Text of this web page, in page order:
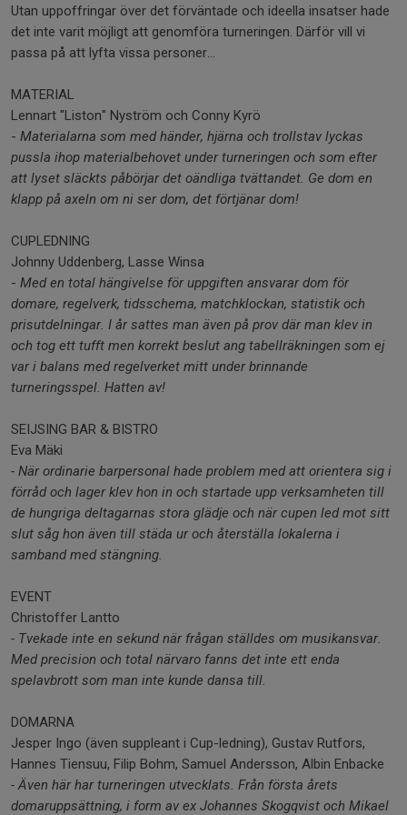
Utan uppoffringar över det förväntade och ideella insatser hade
det inte varit möjligt att genomföra turneringen. Därför vill vi
passa på att lyfta vissa personer...
MATERIAL
Lennart "Liston" Nyström och Conny Kyrö
- Materialarna som med händer, hjärna och trollstav lyckas
pussla ihop materialbehovet under turneringen och som efter
att lyset släckts påbörjar det oändliga tvättandet. Ge dom en
klapp på axeln om ni ser dom, det förtjänar dom!
CUPLEDNING
Johnny Uddenberg, Lasse Winsa
- Med en total hängivelse för uppgiften ansvarar dom för
domare, regelverk, tidsschema, matchklockan, statistik och
prisutdelningar. I år sattes man även på prov där man klev in
och tog ett tufft men korrekt beslut ang tabellräkningen som ej
var i balans med regelverket mitt under brinnande
turneringsspel. Hatten av!
SEIJSING BAR & BISTRO
Eva Mäki
- När ordinarie barpersonal hade problem med att orientera sig i
förråd och lager klev hon in och startade upp verksamheten till
de hungriga deltagarnas stora glädje och när cupen led mot sitt
slut såg hon även till städa ur och återställa lokalerna i
samband med stängning.
EVENT
Christoffer Lantto
- Tvekade inte en sekund när frågan ställdes om musikansvar.
Med precision och total närvaro fanns det inte ett enda
spelavbrott som man inte kunde dansa till.
DOMARNA
Jesper Ingo (även suppleant i Cup-ledning), Gustav Rutfors,
Hannes Tiensuu, Filip Bohm, Samuel Andersson, Albin Enbacke
- Även här har turneringen utvecklats. Från första årets
domaruppsättning, i form av ex Johannes Skogqvist och Mikael